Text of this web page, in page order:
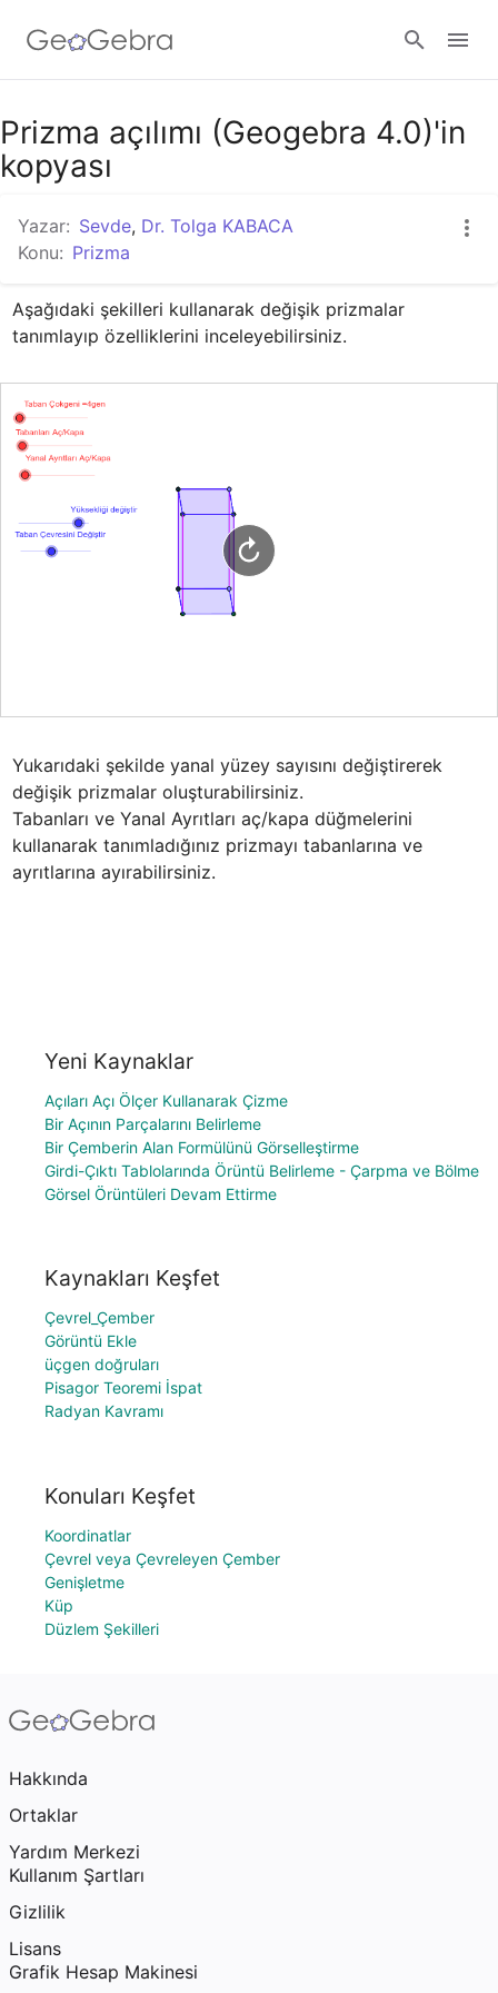
Google Classroom
Prizma açılımı (Geogebra 4.0)'in
kopyası
Yazar: Sevde, Dr. Tolga KABACA
Konu: Prizma
Aşağıdaki şekilleri kullanarak değişik prizmalar
tanımlayıp özelliklerini inceleyebilirsiniz.
Yukarıdaki şekilde yanal yüzey sayısını değiştirerek
değişik prizmalar oluşturabilirsiniz.
Tabanları ve Yanal Ayrıtları aç/kapa düğmelerini
kullanarak tanımladığınız prizmayı tabanlarına ve
ayrıtlarına ayırabilirsiniz.
Yeni Kaynaklar
Açıları Açı Ölçer Kullanarak Çizme
Bir Açının Parçalarını Belirleme
Bir Çemberin Alan Formülünü Görselleştirme
Girdi-Çıktı Tablolarında Örüntü Belirleme - Çarpma ve Bölme
Görsel Örüntüleri Devam Ettirme
Kaynakları Keşfet
Çevrel_Çember
Görüntü Ekle
üçgen doğruları
Pisagor Teoremi İspat
Radyan Kavramı
Konuları Keşfet
Koordinatlar
Çevrel veya Çevreleyen Çember
Genişletme
Küp
Düzlem Şekilleri
Hakkında
Ortaklar
Yardım Merkezi
Kullanım Şartları
Gizlilik
Lisans
Grafik Hesap Makinesi